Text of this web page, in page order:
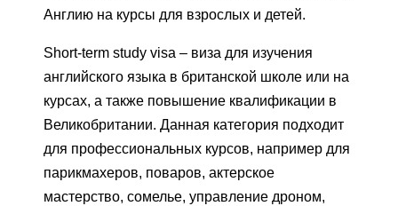
Англию на курсы для взрослых и детей.
Short-term study visa – виза для изучения
английского языка в британской школе или на
курсах, а также повышение квалификации в
Великобритании. Данная категория подходит
для профессиональных курсов, например для
парикмахеров, поваров, актерское
мастерство, сомелье, управление дроном,